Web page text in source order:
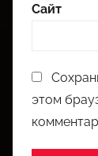
Сайт
этом